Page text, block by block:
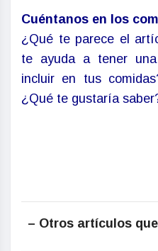
Cuéntanos en los
¿Qué te parece el
te ayuda a tener
incluir en tus
¿Qué te gustaría
– Otros artículos